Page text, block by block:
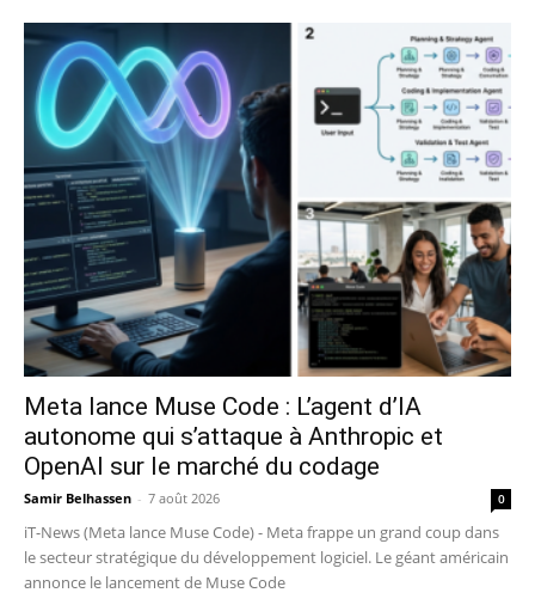
Meta lance Muse Code : L’agent d’IA
autonome qui s’attaque à Anthropic et
OpenAI sur le marché du codage
Samir Belhassen - 7 août 2026 0
iT-News (Meta lance Muse Code) - Meta frappe un grand coup dans
le secteur stratégique du développement logiciel. Le géant américain
annonce le lancement de Muse Code